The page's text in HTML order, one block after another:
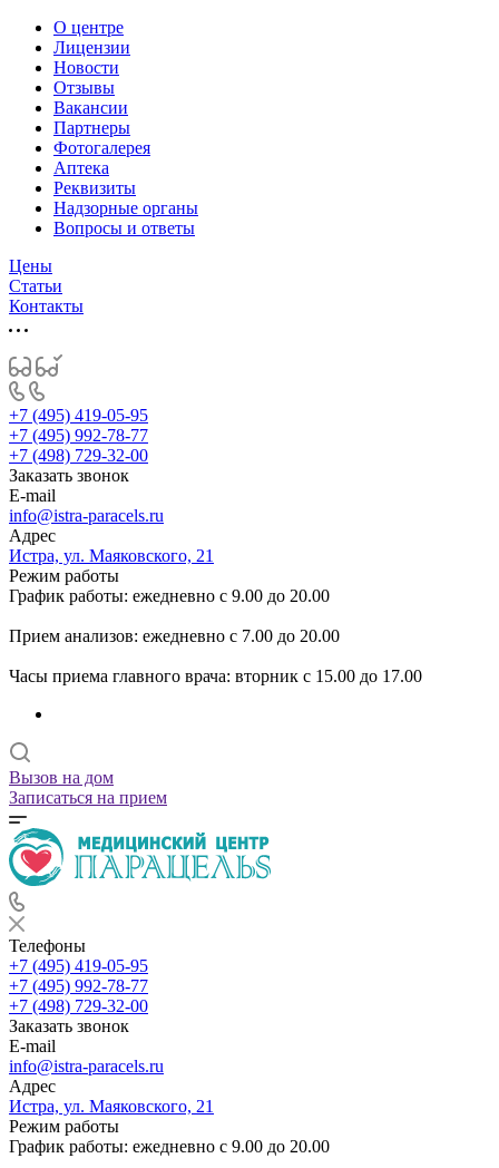
О центре
Лицензии
Новости
Отзывы
Вакансии
Партнеры
Фотогалерея
Аптека
Реквизиты
Надзорные органы
Вопросы и ответы
Цены
Статьи
Контакты
+7 (495) 419-05-95
+7 (495) 992-78-77
+7 (498) 729-32-00
Заказать звонок
E-mail
info@istra-paracels.ru
Адрес
Истра, ул. Маяковского, 21
Режим работы
График работы: ежедневно с 9.00 до 20.00
Прием анализов: ежедневно с 7.00 до 20.00
Часы приема главного врача: вторник с 15.00 до 17.00
Вызов на дом
Записаться на прием
Телефоны
+7 (495) 419-05-95
+7 (495) 992-78-77
+7 (498) 729-32-00
Заказать звонок
E-mail
info@istra-paracels.ru
Адрес
Истра, ул. Маяковского, 21
Режим работы
График работы: ежедневно с 9.00 до 20.00